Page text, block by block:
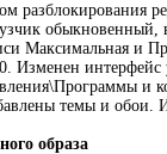
разблокирования
обыкновенный,
Максимальная и
Изменен
темы и обои.
образа